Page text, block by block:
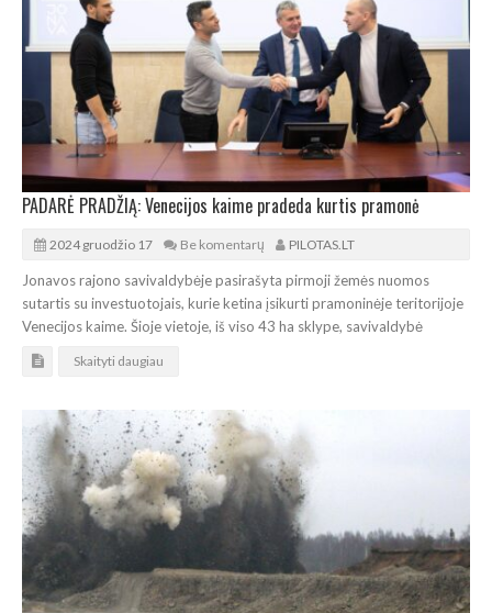
PADARĖ PRADŽIĄ: Venecijos kaime pradeda kurtis pramonė
2024 gruodžio 17 Be komentarų PILOTAS.LT
Jonavos rajono savivaldybėje pasirašyta pirmoji žemės nuomos
sutartis su investuotojais, kurie ketina įsikurti pramoninėje teritorijoje
Venecijos kaime. Šioje vietoje, iš viso 43 ha sklype, savivaldybė
Skaityti daugiau